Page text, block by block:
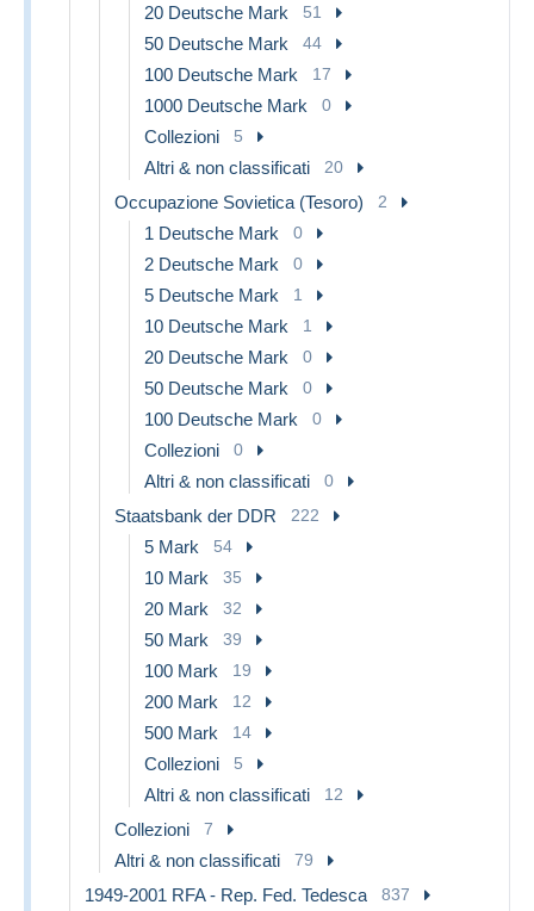
20 Deutsche Mark 51
50 Deutsche Mark 44
100 Deutsche Mark 17
1000 Deutsche Mark 0
Collezioni 5
Altri & non classificati 20
Occupazione Sovietica (Tesoro) 2
1 Deutsche Mark 0
2 Deutsche Mark 0
5 Deutsche Mark 1
10 Deutsche Mark 1
20 Deutsche Mark 0
50 Deutsche Mark 0
100 Deutsche Mark 0
Collezioni 0
Altri & non classificati 0
Staatsbank der DDR 222
5 Mark 54
10 Mark 35
20 Mark 32
50 Mark 39
100 Mark 19
200 Mark 12
500 Mark 14
Collezioni 5
Altri & non classificati 12
Collezioni 7
Altri & non classificati 79
1949-2001 RFA - Rep. Fed. Tedesca 837